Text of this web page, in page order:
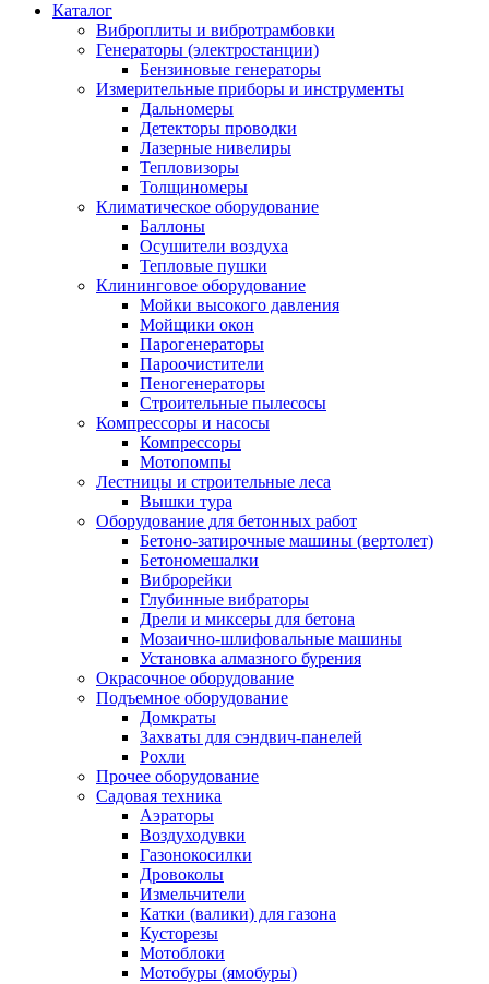
Каталог
Виброплиты и вибротрамбовки
Генераторы (электростанции)
Бензиновые генераторы
Измерительные приборы и инструменты
Дальномеры
Детекторы проводки
Лазерные нивелиры
Тепловизоры
Толщиномеры
Климатическое оборудование
Баллоны
Осушители воздуха
Тепловые пушки
Клининговое оборудование
Мойки высокого давления
Мойщики окон
Парогенераторы
Пароочистители
Пеногенераторы
Строительные пылесосы
Компрессоры и насосы
Компрессоры
Мотопомпы
Лестницы и строительные леса
Вышки тура
Оборудование для бетонных работ
Бетоно-затирочные машины (вертолет)
Бетономешалки
Виброрейки
Глубинные вибраторы
Дрели и миксеры для бетона
Мозаично-шлифовальные машины
Установка алмазного бурения
Окрасочное оборудование
Подъемное оборудование
Домкраты
Захваты для сэндвич-панелей
Рохли
Прочее оборудование
Садовая техника
Аэраторы
Воздуходувки
Газонокосилки
Дровоколы
Измельчители
Катки (валики) для газона
Кусторезы
Мотоблоки
Мотобуры (ямобуры)